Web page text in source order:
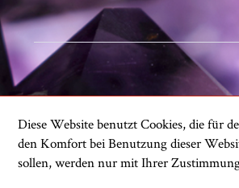
Diese Website benutzt Cookies, die für
den Komfort bei Benutzung dieser
sollen, werden nur mit Ihrer